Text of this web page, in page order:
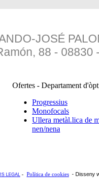
JOSÉ
88 - 08830
Ofertes - Departament
Progressius
Monofocals
Ullera metàl.lica de
nen/nena
LEGAL - Política de cookies - Disseny